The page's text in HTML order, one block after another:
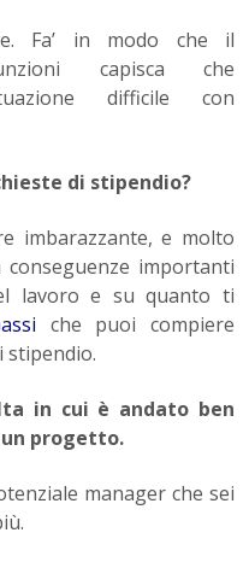
Fa’ in modo che il
capisca che
difficile con
di stipendio?
imbarazzante, e molto
conseguenze importanti
lavoro e su quanto ti
che puoi compiere
stipendio.
in cui è andato ben
progetto.
manager che sei